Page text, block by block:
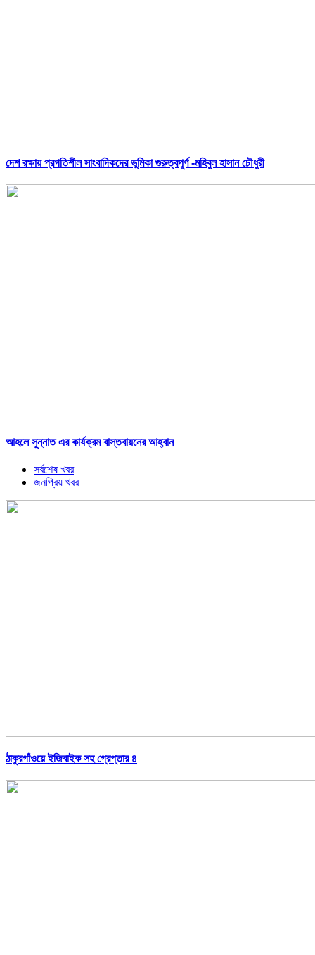
দেশ রক্ষায় প্রগতিশীল সাংবাদিকদের ভুমিকা গুরুত্বপূর্ণ -মহিবুল হাসান চৌধুরী
আহলে সুন্নাত এর কার্যক্রম বাস্তবায়নের আহ্বান
সর্বশেষ খবর
জনপ্রিয় খবর
ঠাকুরগাঁওয়ে ইজিবাইক সহ গ্রেপ্তার ৪